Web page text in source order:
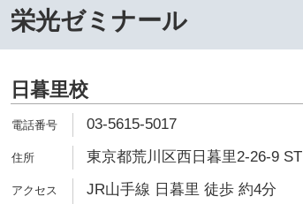
栄光ゼミナール
日暮里校
03-5615-5017
東京都荒川区西日暮里2-26-9
JR山手線 日暮里 徒歩 約4分